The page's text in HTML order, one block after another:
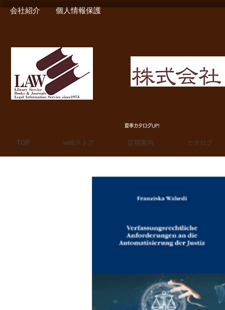
会社紹介 個人情報保護
夏季カタログUP!
TOP webストア 定期案内 カタログ